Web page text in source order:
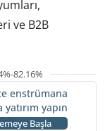
ve B2B
82.16%
enstrümana
yatırım yapın
Başla